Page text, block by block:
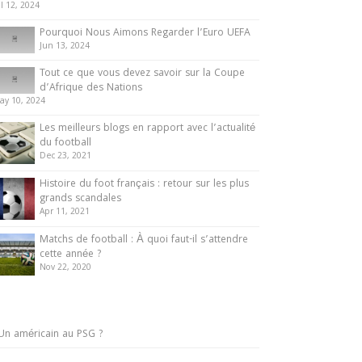
12, 2024
Pourquoi Nous Aimons Regarder l’Euro UEFA
Jun 13, 2024
Tout ce que vous devez savoir sur la Coupe
d’Afrique des Nations
10, 2024
Les meilleurs blogs en rapport avec l’actualité
du football
Dec 23, 2021
Histoire du foot français : retour sur les plus
grands scandales
Apr 11, 2021
Matchs de football : À quoi faut-il s’attendre
cette année ?
Nov 22, 2020
américain au PSG ?